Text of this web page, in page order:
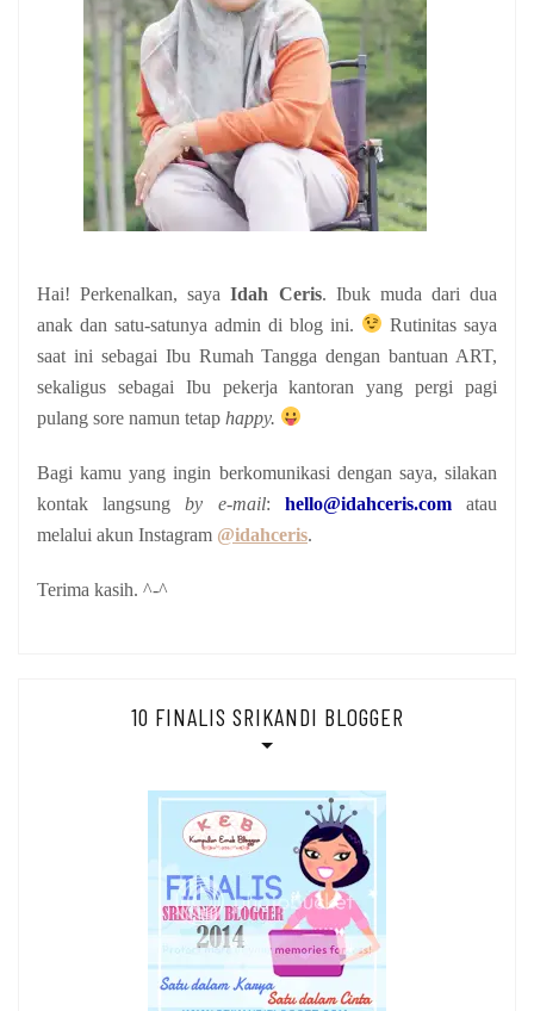
Hai! Perkenalkan, sayaIdah Ceris. Ibuk muda dari dua
anak dan satu-satunya admin di blog ini.
Rutinitas saya
saat ini sebagai Ibu Rumah Tangga dengan bantuan ART,
sekaligus sebagai Ibu pekerja kantoran yang pergi pagi
pulang sore namun tetap happy.
Bagi kamu yang ingin berkomunikasi dengan saya, silakan
kontak langsungby e-mail: hello@idahceris.com
atau
melalui akun Instagram @idahceris.
Terima kasih. ^-^
10 FINALIS SRIKANDI BLOGGER